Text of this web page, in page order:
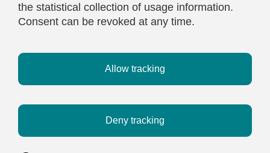
the statistical collection of usage information.
Consent can be revoked at any time.
Allow tracking
Deny tracking